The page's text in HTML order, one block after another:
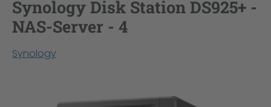
Synology Disk Station DS925+ -
NAS-Server - 4
Synology